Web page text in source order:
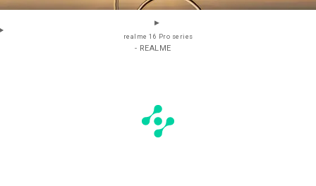
realme 16 Pro series
- REALME